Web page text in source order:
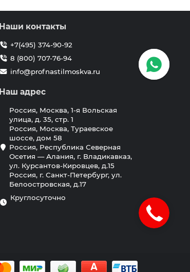
Наши контакты
+7(495) 374-90-92
8 (800) 707-76-94
info@profnastilmoskva.ru
Наш адрес
Россия, Москва, 1-я Вольская
улица, д. 35, стр. 1
Россия, Москва, Тураевское
шоссе, дом 58
Россия, Республика Северная
Осетия — Алания, г. Владикавказ,
ул. Курсантов-Кировцев, д.15
Россия, г. Санкт-Петербург, ул.
Белоостровская, д.17
Круглосуточно